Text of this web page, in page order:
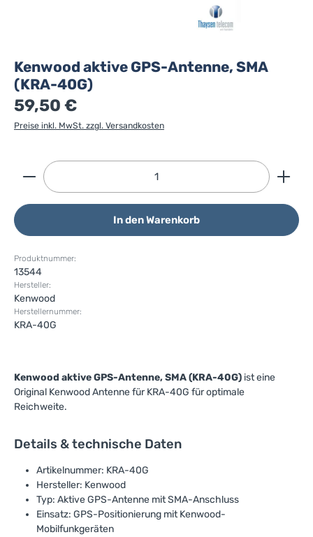
Kenwood aktive GPS-Antenne, SMA
(KRA-40G)
59,50 €
Preise inkl. MwSt. zzgl. Versandkosten
Produkt Anzahl: Gib den gewünschten Wert ein
In den Warenkorb
Produktnummer:
13544
Hersteller:
Kenwood
Herstellernummer:
KRA-40G
Kenwood aktive GPS-Antenne, SMA (KRA-40G) ist eine
Original Kenwood Antenne für KRA-40G für optimale
Reichweite.
Details & technische Daten
Artikelnummer: KRA-40G
Hersteller: Kenwood
Typ: Aktive GPS-Antenne mit SMA-Anschluss
Einsatz: GPS-Positionierung mit Kenwood-
Mobilfunkgeräten